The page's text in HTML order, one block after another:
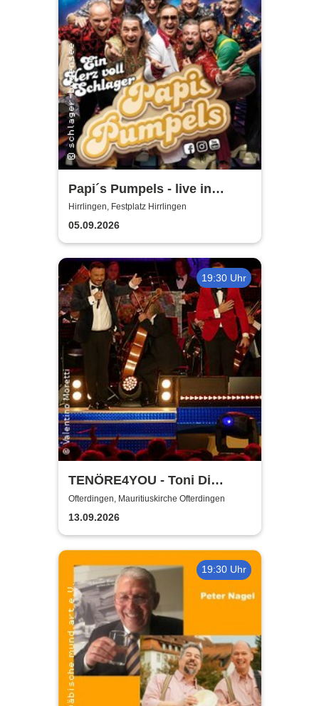
Papi´s Pumpels - live in
Hirrlingen
Hirrlingen, Festplatz Hirrlingen
05.09.2026
19:30 Uhr
TENÖRE4YOU - Toni Di
Napoli & Pietro Pato
Ofterdingen, Mauritiuskirche Ofterdingen
13.09.2026
19:30 Uhr